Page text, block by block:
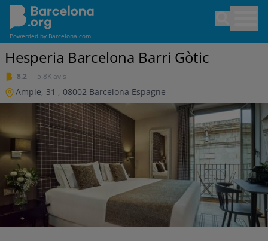
Aller
contenu
principal
Powerded by Barcelona.com
Hesperia Barcelona Barri Gòtic
8.2 5.8K avis
Ample, 31 , 08002 Barcelona Espagne